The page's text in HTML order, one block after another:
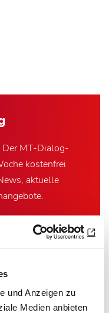
und Anzeigen zu
Medien anbieten
Der MT-Dialog-
kostenfrei
aktuelle